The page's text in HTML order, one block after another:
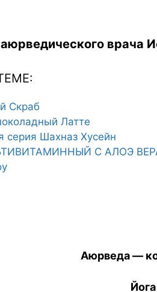
врача
Скраб
Латте
серия Шахназ Хусейн
С АЛОЭ
Аюрведа —